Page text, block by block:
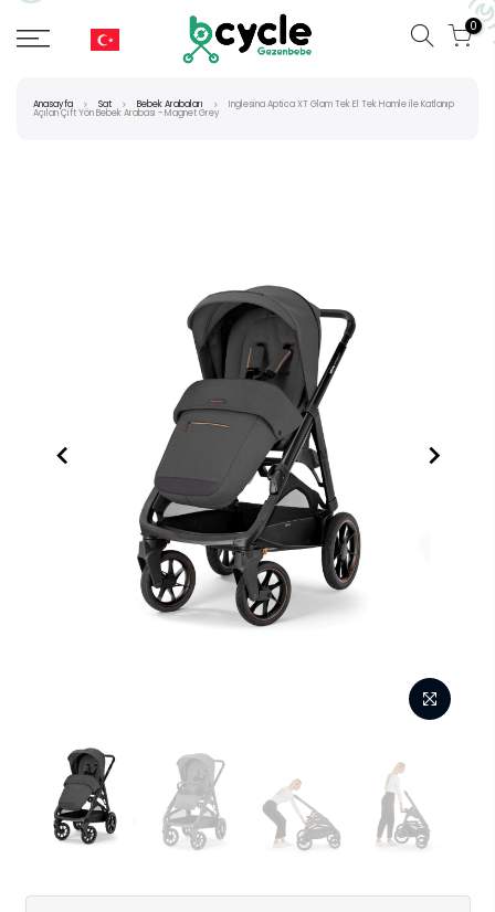
0
Anasayfa Sat Bebek Arabaları Inglesina Aptica XT Glam Tek El Tek Hamle ile Katlanıp
Açılan Çift Yön Bebek Arabası - Magnet Grey